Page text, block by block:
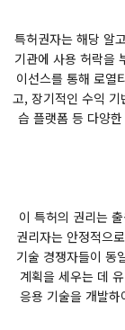
특허권자는 해당 알
기관에 사용 허락을
이선스를 통해 로열
고, 장기적인 수익
습 플랫폼 등 다양
이 특허의 권리는
권리자는 안정적으
기술 경쟁자들이 동
계획을 세우는 데
응용 기술을 개발